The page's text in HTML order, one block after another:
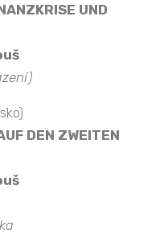
UND
DEN ZWEITEN